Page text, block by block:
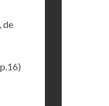
de